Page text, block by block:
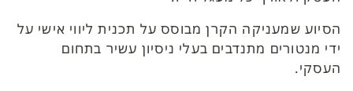
הסיוע שמעניקה הקרן מבוסס על תכנית ליווי אישי על
ידי מנטורים מתנדבים בעלי ניסיון עשיר בתחום
העסקי.